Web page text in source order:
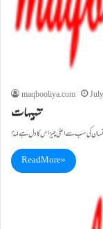
maqbooliya.com
تنبیہات
Read More »